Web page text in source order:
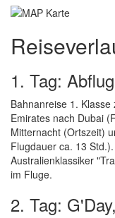
1. Tag:
Bahnanreise 1.
Emirates nach Dubai
Mitternacht (Ortszeit)
Flugdauer ca. 13
Australienklassiker
im Fluge.
2. Tag: